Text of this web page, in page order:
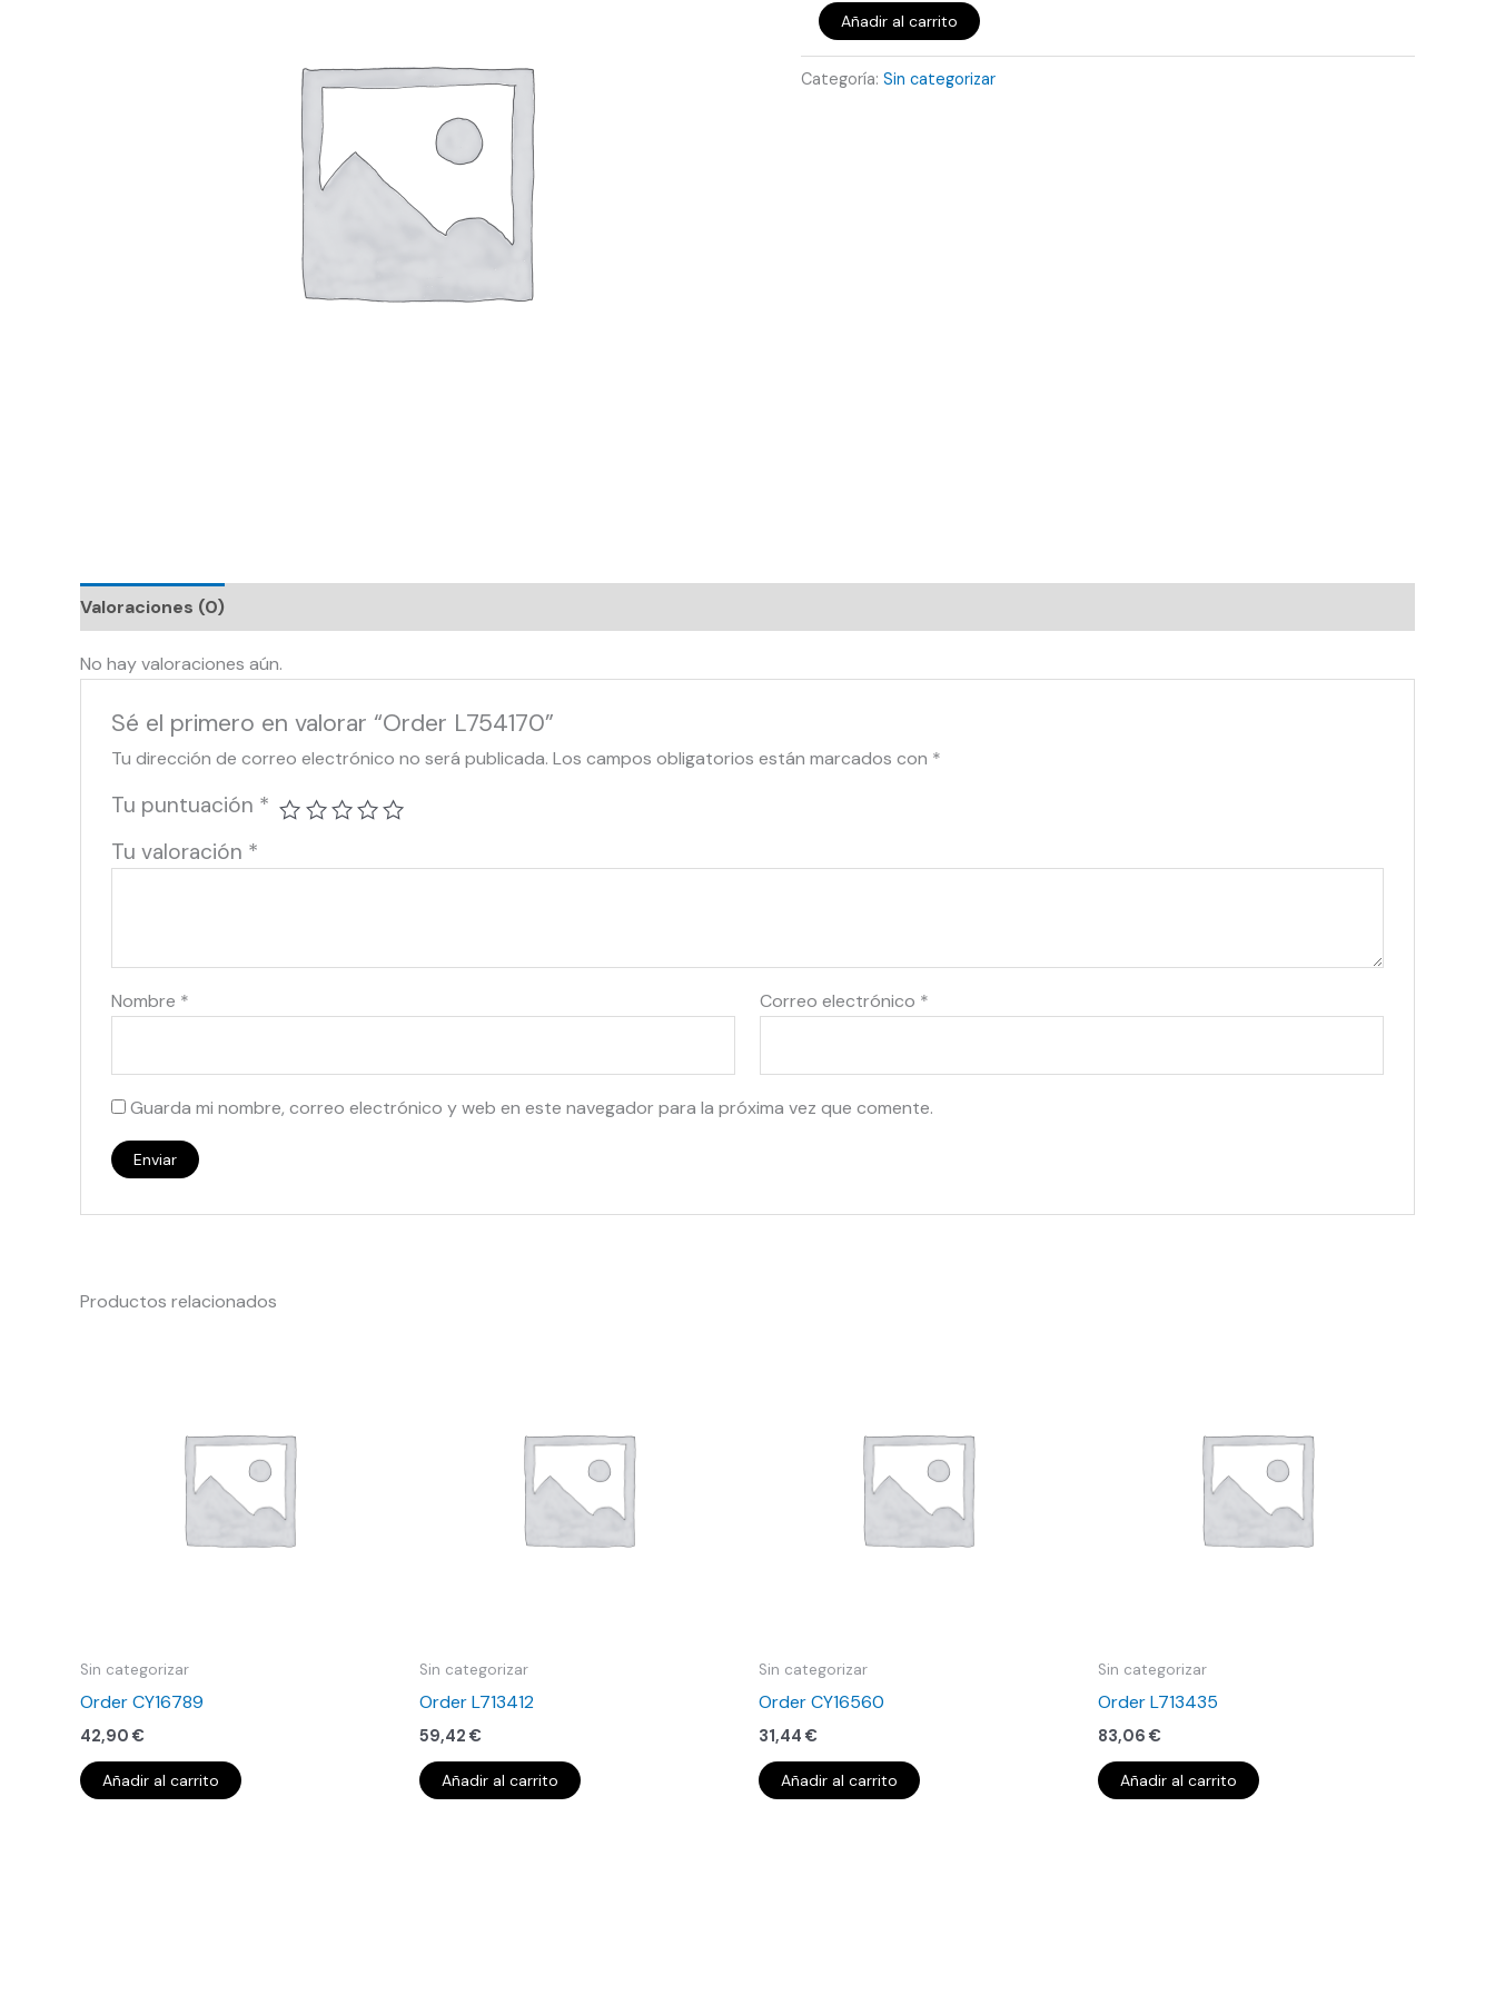
Añadir al carrito
Categoría: Sin categorizar
Valoraciones (0)
No hay valoraciones aún.
Sé el primero en valorar “Order L754170”
Tu dirección de correo electrónico no será publicada. Los campos obligatorios están marcados con *
Tu puntuación *
Tu valoración *
Nombre * Correo electrónico *
Guarda mi nombre, correo electrónico y web en este navegador para la próxima vez que comente.
Productos relacionados
Sin categorizar
Order CY16789
42,90 €
Añadir al carrito
Sin categorizar
Order L713412
59,42 €
Añadir al carrito
Sin categorizar
Order CY16560
31,44 €
Añadir al carrito
Sin categorizar
Order L713435
83,06 €
Añadir al carrito